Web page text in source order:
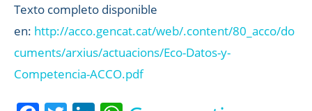
Texto completo disponible
en: http://acco.gencat.cat/web/.content/80_acco/do
cuments/arxius/actuacions/Eco-Datos-y-
Competencia-ACCO.pdf